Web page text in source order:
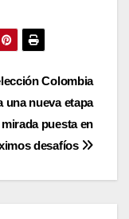
Colombia
una nueva etapa
puesta en
desafíos